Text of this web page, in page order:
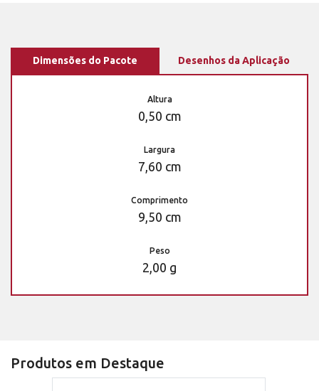
Dimensões do Pacote Desenhos da Aplicação
Altura
0,50 cm
Largura
7,60 cm
Comprimento
9,50 cm
Peso
2,00 g
Produtos em Destaque